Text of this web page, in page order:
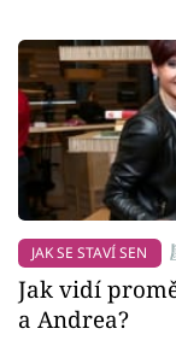
JAK SE STAVÍ SEN
Jak vidí
a Andrea?